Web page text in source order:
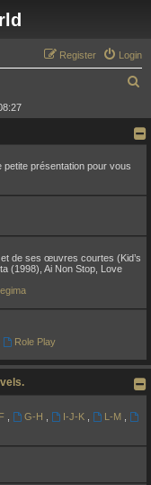
Login
Register
r
présentation pour vous
de ses œuvres courtes (Kid’s
(1998), Ai Non Stop, Love
Role Play
G-H I-J-K L-M